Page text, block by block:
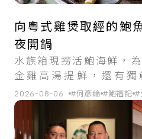
向粵式雞煲取經的鮑
夜開鍋
水族箱現撈活鮑海鮮，
金雞高湯提鮮，還有獨
法。
2026-08-06 #何彥綸 #鮑福記 #